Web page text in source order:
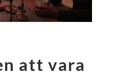
att vara